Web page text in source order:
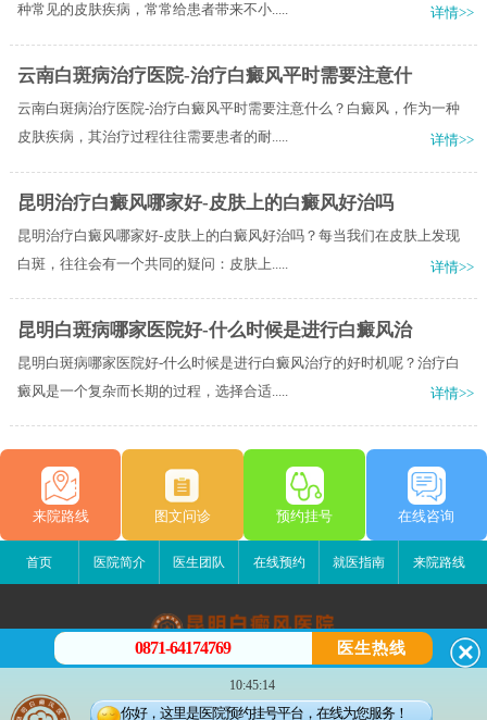
种常见的皮肤疾病，常常给患者带来不小.....
详情>>
云南白斑病治疗医院-治疗白癜风平时需要注意什
云南白斑病治疗医院-治疗白癜风平时需要注意什么？白癜风，作为一种
皮肤疾病，其治疗过程往往需要患者的耐.....
详情>>
昆明治疗白癜风哪家好-皮肤上的白癜风好治吗
昆明治疗白癜风哪家好-皮肤上的白癜风好治吗？每当我们在皮肤上发现
白斑，往往会有一个共同的疑问：皮肤上.....
详情>>
昆明白斑病哪家医院好-什么时候是进行白癜风治
昆明白斑病哪家医院好-什么时候是进行白癜风治疗的好时机呢？治疗白
癜风是一个复杂而长期的过程，选择合适.....
详情>>
来院路线 图文问诊 预约挂号 在线咨询
首页 医院简介 医生团队 在线预约 就医指南 来院路线
昆明白癜风医院
昆明市五华区护国路2号
版权所有：昆明白癜风医院
0871-64174769 医生热线
10:45:14
你好，这里是医院预约挂号平台，在线为您服务！